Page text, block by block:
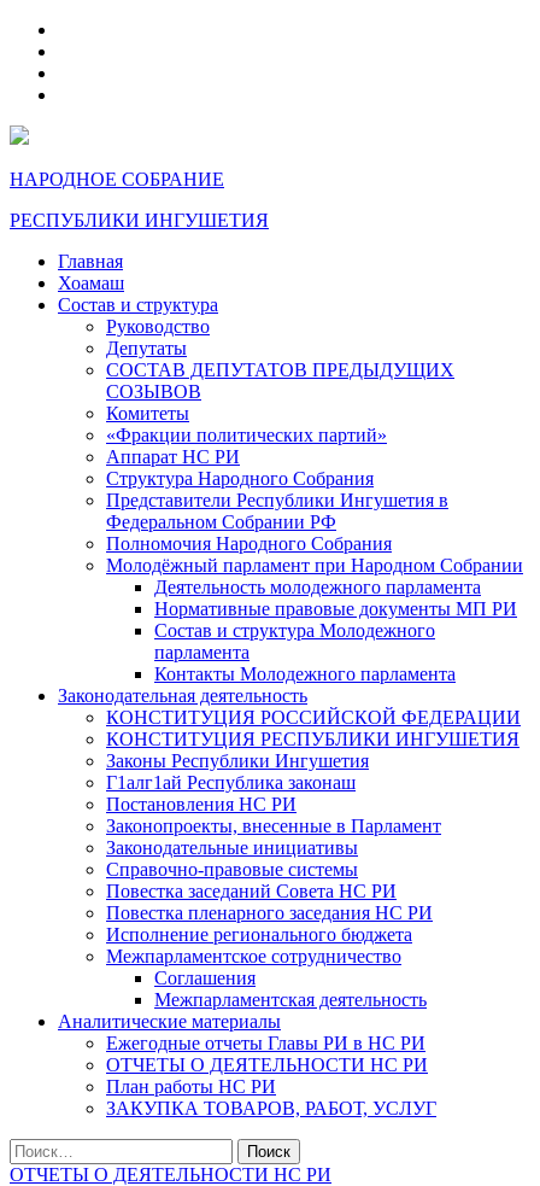
НАРОДНОЕ СОБРАНИЕ
РЕСПУБЛИКИ ИНГУШЕТИЯ
Главная
Хоамаш
Состав и структура
Руководство
Депутаты
СОСТАВ ДЕПУТАТОВ ПРЕДЫДУЩИХ
СОЗЫВОВ
Комитеты
«Фракции политических партий»
Аппарат НС РИ
Структура Народного Собрания
Представители Республики Ингушетия в
Федеральном Собрании РФ
Полномочия Народного Собрания
Молодёжный парламент при Народном Собрании
Деятельность молодежного парламента
Нормативные правовые документы МП РИ
Состав и структура Молодежного
парламента
Контакты Молодежного парламента
Законодательная деятельность
КОНСТИТУЦИЯ РОССИЙСКОЙ ФЕДЕРАЦИИ
КОНСТИТУЦИЯ РЕСПУБЛИКИ ИНГУШЕТИЯ
Законы Республики Ингушетия
Г1алг1ай Республика законаш
Постановления НС РИ
Законопроекты, внесенные в Парламент
Законодательные инициативы
Справочно-правовые системы
Повестка заседаний Совета НС РИ
Повестка пленарного заседания НС РИ
Исполнение регионального бюджета
Межпарламентское сотрудничество
Соглашения
Межпарламентская деятельность
Аналитические материалы
Ежегодные отчеты Главы РИ в НС РИ
ОТЧЕТЫ О ДЕЯТЕЛЬНОСТИ НС РИ
План работы НС РИ
ЗАКУПКА ТОВАРОВ, РАБОТ, УСЛУГ
Найти:
ОТЧЕТЫ О ДЕЯТЕЛЬНОСТИ НС РИ